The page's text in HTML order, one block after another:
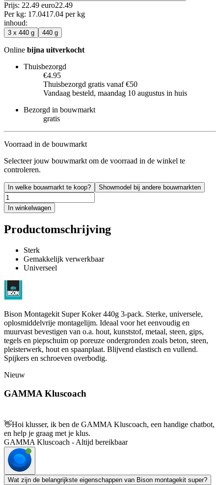
Prijs: 22.49 euro22.49
Per kg: 17.0417.04 per kg
inhoud:
3 x 440 g 440 g
Online bijna uitverkocht
Thuisbezorgd
€4.95
Thuisbezorgd gratis vanaf €50
Vandaag besteld, maandag 10 augustus in huis
Bezorgd in bouwmarkt
gratis
Voorraad in de bouwmarkt
Selecteer jouw bouwmarkt om de voorraad in de winkel te
controleren.
In welke bouwmarkt te koop? Showmodel bij andere bouwmarkten
In winkelwagen
Productomschrijving
Sterk
Gemakkelijk verwerkbaar
Universeel
Bison Montagekit Super Koker 440g 3-pack. Sterke, universele,
oplosmiddelvrije montagelijm. Ideaal voor het eenvoudig en
muurvast bevestigen van o.a. hout, kunststof, metaal, steen, gips,
tegels en piepschuim op poreuze ondergronden zoals beton, steen,
pleisterwerk, hout en spaanplaat. Blijvend elastisch en vullend.
Spijkers en schroeven overbodig.
Nieuw
GAMMA Kluscoach
👋Hoi klusser, ik ben de GAMMA Kluscoach, een handige chatbot,
en help je graag met je klus.
GAMMA Kluscoach - Altijd bereikbaar
Wat zijn de belangrijkste eigenschappen van Bison montagekit super?